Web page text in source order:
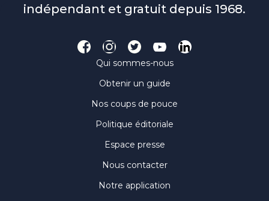
indépendant et gratuit depuis 1968.
Qui sommes-nous
Obtenir un guide
Nos coups de pouce
Politique éditoriale
Espace presse
Nous contacter
Notre application